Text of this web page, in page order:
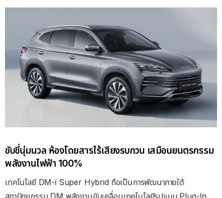
ขับขี่นุ่มนวล ห้องโดยสารไร้เสียงรบกวน เสมือนยนตรกรรม
พลังงานไฟฟ้า 100%
เทคโนโลยี DM-i Super Hybrid ถือเป็นการพัฒนาภายใต้
สถาปัตยกรรม DM พลังงานขับเคลื่อนเทคโนโลยีรูปแบบ Plug-In